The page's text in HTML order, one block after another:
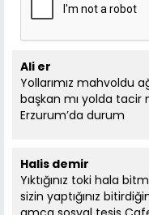
Ali er
Yollarımız mahvoldu
başkan mı yolda tacir
Erzurum’da durum
Halis demir
Yıktığınız toki hala
sizin yaptığınız